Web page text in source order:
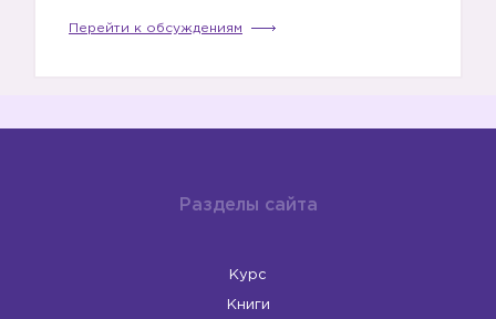
Перейти к обсуждениям
Разделы сайта
Курс
Книги